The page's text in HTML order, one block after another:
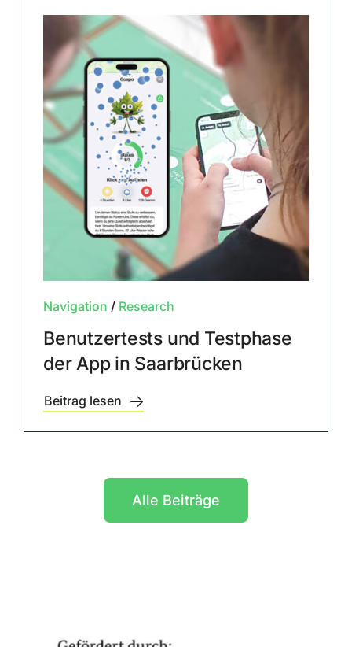
Navigation / Research
Benutzertests und Testphase
der App in Saarbrücken
Beitrag lesen
Alle Beiträge